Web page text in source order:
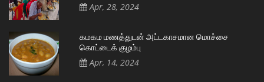
Apr, 28, 2024
கமகம மணத்துடன் அட்டகாசமான மொச்சை
கொட்டைக் குழம்பு
Apr, 14, 2024